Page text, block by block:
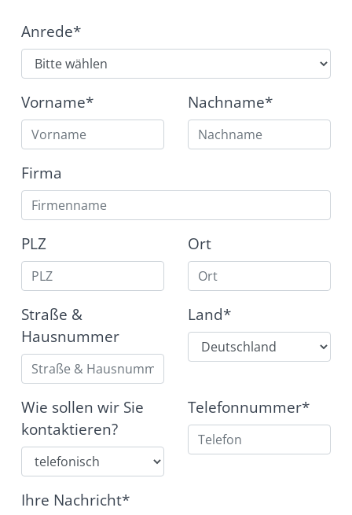
Anrede*
Vorname* Nachname*
Firma
PLZ Ort
Straße &
Hausnummer
Land*
Wie sollen wir Sie
kontaktieren?
Telefonnummer*
Ihre Nachricht*